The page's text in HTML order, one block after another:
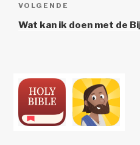
Volgend
Bericht
VOLGENDE
Wat kan ik doen met de